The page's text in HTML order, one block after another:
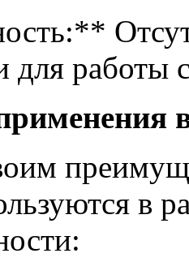
для работы
в